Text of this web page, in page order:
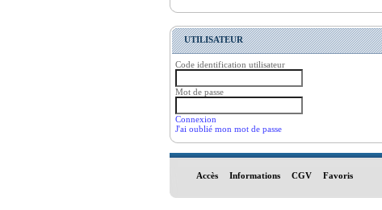
UTILISATEUR
Code identification utilisateur
Mot de passe
Connexion
J'ai oublié mon mot de passe
Accès Informations CGV Favoris